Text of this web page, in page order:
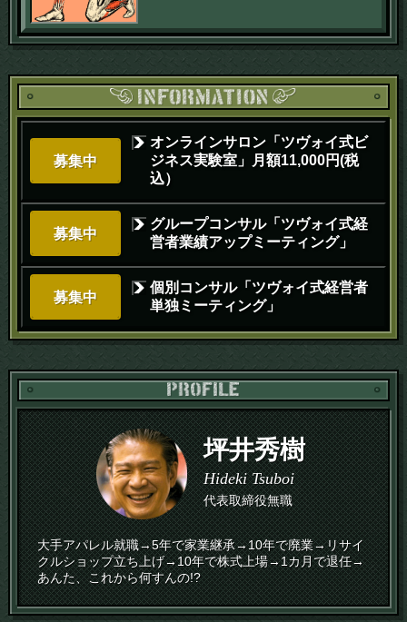
募集中
オンラインサロン「ツヴォイ式ビ
ジネス実験室」月額11,000円(税
込）
募集中
グループコンサル「ツヴォイ式経
営者業績アップミーティング」
募集中
個別コンサル「ツヴォイ式経営者
単独ミーティング」
坪井秀樹
Hideki Tsuboi
代表取締役無職
大手アパレル就職→5年で家業継承→10年で廃業→リサイ
クルショップ立ち上げ→10年で株式上場→1カ月で退任→
あんた、これから何すんの!?